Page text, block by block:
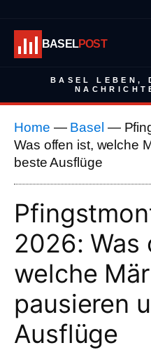
BASELPOST
BASEL LEBEN,
Home — Basel —
Was offen ist, welche
beste Ausflüge
2026: Was
welche
pausieren
Ausflüge